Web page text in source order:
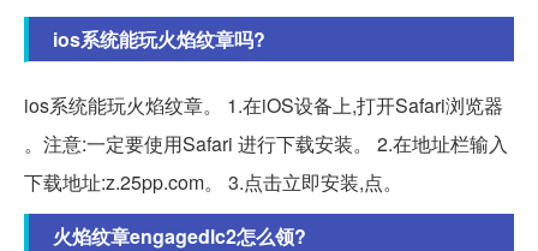
ios系统能玩火焰纹章吗?
ios系统能玩火焰纹章。 1.在iOS设备上,打开Safari浏览器
。注意:一定要使用Safari 进行下载安装。 2.在地址栏输入
下载地址:z.25pp.com。 3.点击立即安装,点。
火焰纹章engagedlc2怎么领?